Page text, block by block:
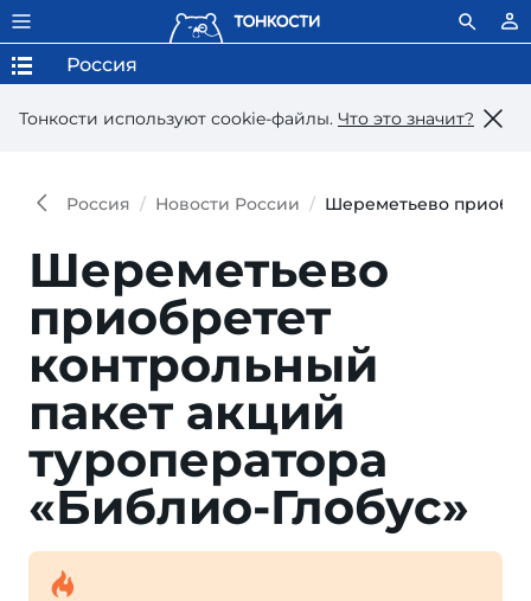
Тонкости используют сookie-файлы. Что это значит?
Россия
Россия Новости России Шереметьево
Шереметьево
приобретет
контрольный
пакет акций
туроператора
«Библио-Глобус»